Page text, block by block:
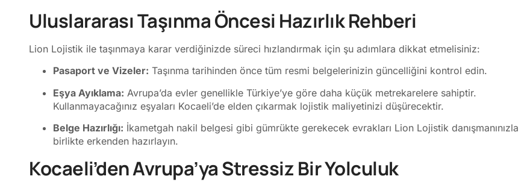
Uluslararası Taşınma Öncesi Hazırlık Rehberi
Lion Lojistik ile taşınmaya karar verdiğinizde süreci hızlandırmak için şu adımlara dikkat etmelisiniz:
Pasaport ve Vizeler: Taşınma tarihinden önce tüm resmi belgelerinizin güncelliğini kontrol edin.
Eşya Ayıklama: Avrupa’da evler genellikle Türkiye’ye göre daha küçük metrekarelere sahiptir.
Kullanmayacağınız eşyaları Kocaeli’de elden çıkarmak lojistik maliyetinizi düşürecektir.
Belge Hazırlığı: İkametgah nakil belgesi gibi gümrükte gerekecek evrakları Lion Lojistik danışmanınızla
birlikte erkenden hazırlayın.
Kocaeli’den Avrupa’ya Stressiz Bir Yolculuk